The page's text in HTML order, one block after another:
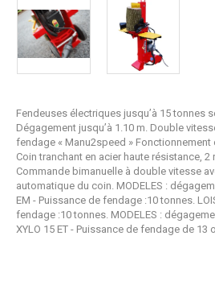
Fendeuses électriques jusqu’à 15 tonnes
Dégagement jusqu’à 1.10 m. Double
fendage « Manu2speed » Fonctionnement
Coin tranchant en acier haute résistance, 2
Commande bimanuelle à double vitesse
automatique du coin. MODELES :
EM - Puissance de fendage :10 tonnes.
fendage :10 tonnes. MODELES :
XYLO 15 ET - Puissance de fendage de 13